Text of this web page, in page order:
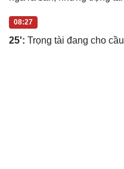
08:27
25': Trọng tài đang cho